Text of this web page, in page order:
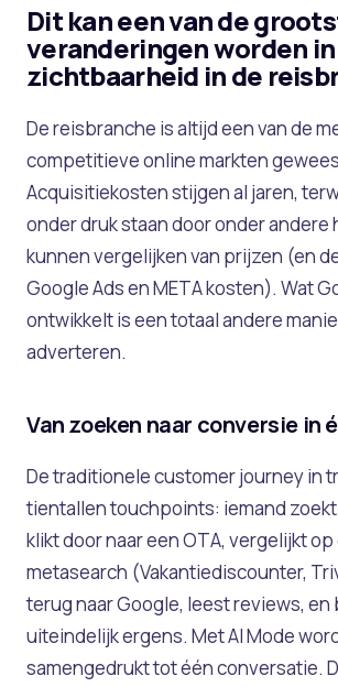
Dit kan een van de
veranderingen worden
zichtbaarheid in de
De reisbranche is altijd een van de
competitieve online markten
Acquisitiekosten stijgen al jaren,
onder druk staan door onder andere
kunnen vergelijken van prijzen (en
Google Ads en META kosten). Wat
ontwikkelt is een totaal andere
adverteren.
Van zoeken naar conversie in
De traditionele customer journey in
tientallen touchpoints: iemand
klikt door naar een OTA, vergelijkt op
metasearch (Vakantiediscounter,
terug naar Google, leest reviews, en
uiteindelijk ergens. Met AI Mode
samengedrukt tot één conversatie.